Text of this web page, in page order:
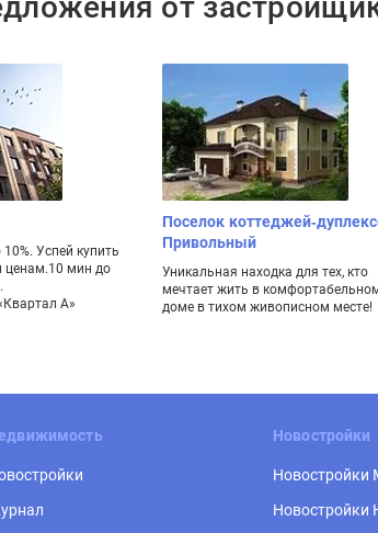
Успей купить
ценам.10 мин до
А»
Поселок коттеджей-
Привольный
Уникальная находка для тех, кто
мечтает жить в
доме в тихом живописном месте!
Новостройки
Новостройки
Новостройки